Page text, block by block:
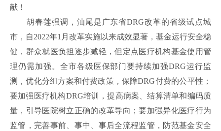
献！
胡春莲强调，汕尾是广东省DRG改革的省级试点城
市，自2022年1月改革实施以来成效显著，基金运行安全稳
健，群众就医负担逐步减轻，但定点医疗机构基金使用管
理仍需加强。全市各级医保部门要持续加强DRG运行监
测，优化分组方案和付费政策，保障DRG付费的公平性；
要加强医疗机构DRG培训，提高病案、结算清单和编码质
量，引导医院树立正确的改革导向；要加强异化医疗行为
监管，完善事前、事中、事后全流程监管，防范基金安全